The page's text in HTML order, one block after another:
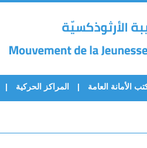
الأمانة العامة المراكز الحركية